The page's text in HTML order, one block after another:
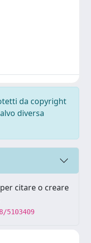
da copyright
diversa
citare o creare